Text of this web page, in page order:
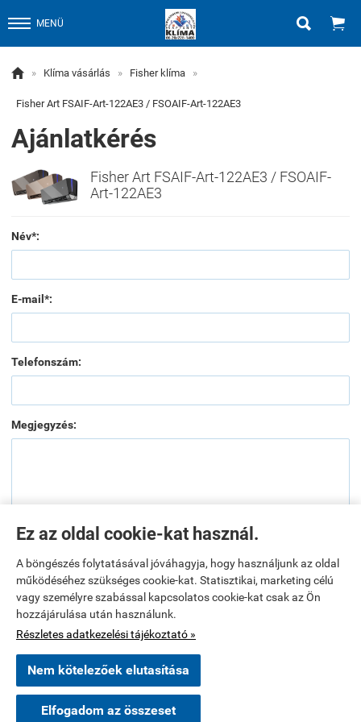
Ez az oldal cookie-kat használ.
A böngészés folytatásával jóváhagyja, hogy használjunk az oldal
működéséhez szükséges cookie-kat. Statisztikai, marketing célú
vagy személyre szabással kapcsolatos cookie-kat csak az Ön
hozzájárulása után használunk.
Részletes adatkezelési tájékoztató »
Nem kötelezőek elutasítása
Elfogadom az összeset
MENÜ  
 » Klíma vásárlás » Fisher klíma »
Fisher Art FSAIF-Art-122AE3 / FSOAIF-Art-122AE3
Ajánlatkérés
Fisher Art FSAIF-Art-122AE3 / FSOAIF-
Art-122AE3
Név*:
E-mail*:
Telefonszám:
Megjegyzés:
Elküldés
Webáruház készítés